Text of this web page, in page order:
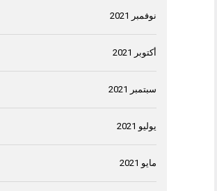
نوفمبر 2021
أكتوبر 2021
سبتمبر 2021
يوليو 2021
مايو 2021